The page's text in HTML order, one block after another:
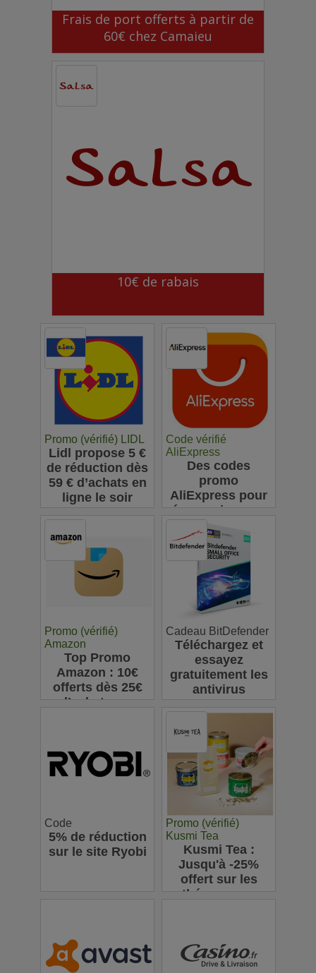
Frais de port offerts à partir de
60€ chez Camaieu
10€ de rabais
Promo (vérifié) LIDL
Lidl propose 5 €
de réduction dès
59 € d’achats en
ligne le soir
Code vérifié
AliExpress
Des codes
promo
AliExpress pour
économiser sur
vos achats en
ligne : jusqu'à
63€
Promo (vérifié)
Amazon
Top Promo
Amazon : 10€
offerts dès 25€
d’achats sur
Cadeau BitDefender
Téléchargez et
essayez
gratuitement les
antivirus
Code
5% de réduction
sur le site Ryobi
Promo (vérifié)
Kusmi Tea
Kusmi Tea :
Jusqu'à -25%
offert sur les
thés en vrac